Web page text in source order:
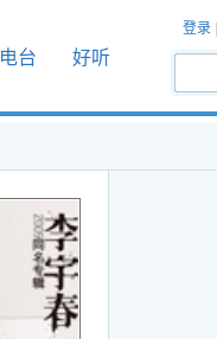
电台 好听
登录